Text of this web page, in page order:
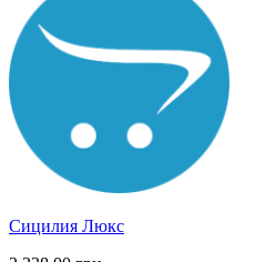
Сицилия Люкс